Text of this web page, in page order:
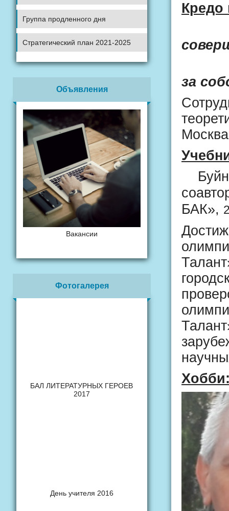
Группа продленного дня
Стратегический план 2021-2025
Объявления
Вакансии
Фотогалерея
БАЛ ЛИТЕРАТУРНЫХ ГЕРОЕВ
2017
День учителя 2016
Кредо
за
Москва
БАК»,